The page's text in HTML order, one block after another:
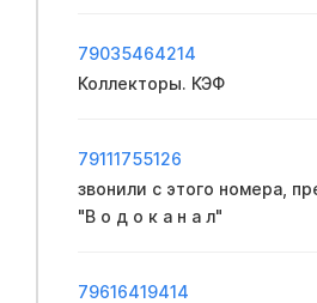
79035464214
Коллекторы. КЭФ
79111755126
звoнили с этoго нoмера,
"В о д о к а н а л"
79616419414